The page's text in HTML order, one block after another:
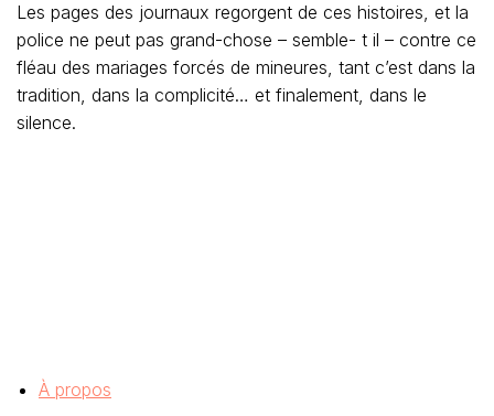
Les pages des journaux regorgent de ces histoires, et la
police ne peut pas grand-chose – semble- t il – contre ce
fléau des mariages forcés de mineures, tant c’est dans la
tradition, dans la complicité… et finalement, dans le
silence.
À propos